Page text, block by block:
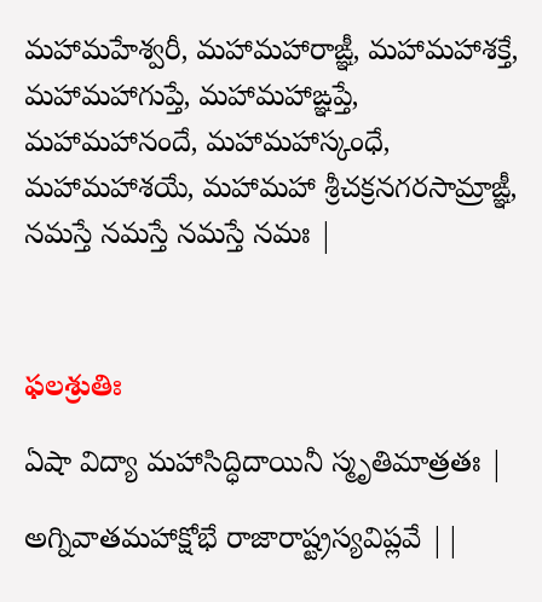
మహామహేశ్వరీ, మహామహారాఙ్ఞీ, మహామహాశక్తే,
మహామహాగుప్తే, మహామహాఙ్ఞప్తే,
మహామహానందే, మహామహాస్కంధే,
మహామహాశయే, మహామహా శ్రీచక్రనగరసామ్రాఙ్ఞీ,
నమస్తే నమస్తే నమస్తే నమః |
ఫలశ్రుతిః
ఏషా విద్యా మహాసిద్ధిదాయినీ స్మృతిమాత్రతః |
అగ్నివాతమహాక్షోభే రాజారాష్ట్రస్యవిప్లవే ||